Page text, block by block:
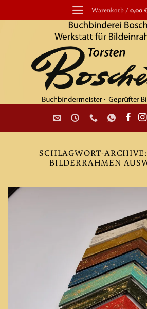
Inhalt
Warenkorb /0,00
SCHLAGWORT-
BILDERRAHMEN